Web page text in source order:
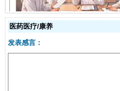
医药医疗/康养
发表感言：